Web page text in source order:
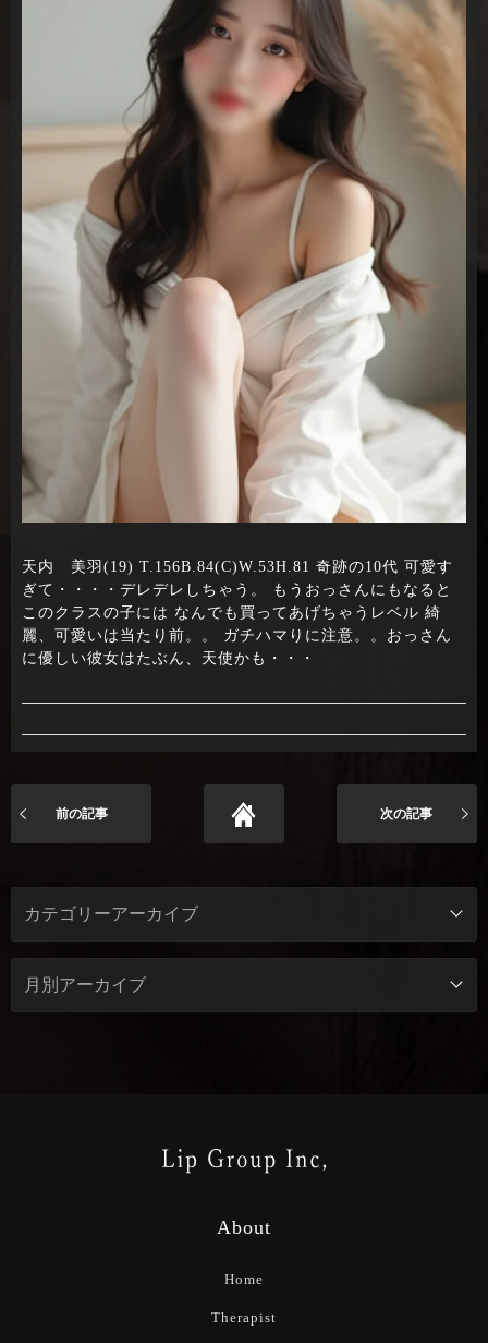
天内 美羽(19) T.156B.84(C)W.53H.81 奇跡の10代 可愛す
ぎて・・・・デレデレしちゃう。 もうおっさんにもなると
このクラスの子には なんでも買ってあげちゃうレベル 綺
麗、可愛いは当たり前。。 ガチハマりに注意。。おっさん
に優しい彼女はたぶん、天使かも・・・
前の記事 次の記事
About
Home
Therapist